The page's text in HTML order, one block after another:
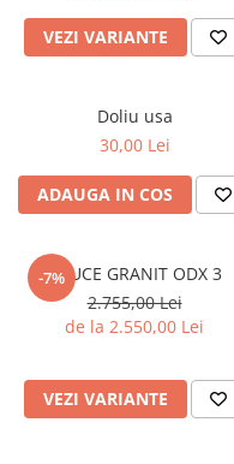
VEZI VARIANTE
Doliu usa
30,00 Lei
ADAUGA IN COS
-7%
CRUCE GRANIT ODX 3
2.755,00 Lei
de la 2.550,00 Lei
VEZI VARIANTE